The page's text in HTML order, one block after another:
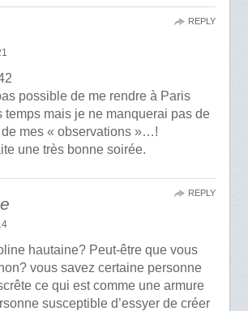
possible de me rendre à Paris
temps mais je ne manquerai pas de
mes « observations »…!
une très bonne soirée.
REPLY
hautaine? Peut-être que vous
vous savez certaine personne
ce qui est comme une armure
susceptible d’essyer de créer
REPLY